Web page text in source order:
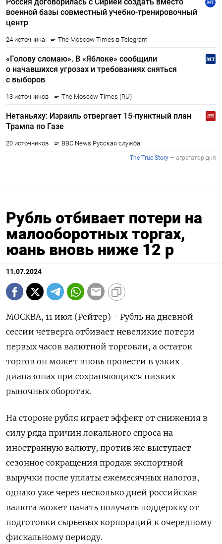
Рубль отбивает потери на
малооборотных торгах,
юань вновь ниже 12 р
11.07.2024
МОСКВА, 11 июл (Рейтер) - Рубль на дневной
сессии четверга отбивает невеликие потери
первых часов валютной торговли, а остаток
торгов он может вновь провести в узких
диапазонах при сохраняющихся низких
рыночных оборотах.
На стороне рубля играет эффект от снижения в
силу ряда причин локального спроса на
иностранную валюту, против же выступает
сезонное сокращения продаж экспортной
выручки после уплаты ежемесячных налогов,
однако уже через несколько дней российская
валюта может начать получать поддержку от
подготовки сырьевых корпораций к очередному
фискальному периоду.